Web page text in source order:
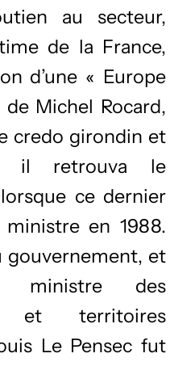
au secteur,
de la France,
d’une « Europe
Michel Rocard,
credo girondin et
il retrouva le
ce dernier
en 1988.
gouvernement, et
ministre des
et territoires
Le Pensec fut